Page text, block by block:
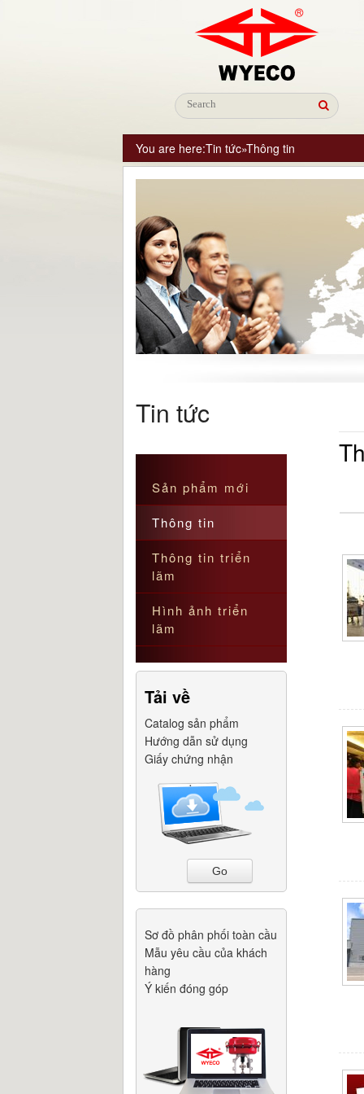
You are here:Tin tức»Thông tin
Tin tức
Sản phẩm mới
Thông tin
Thông tin triển
lãm
Hình ảnh triển
lãm
Tải về
Catalog sản phẩm
Hướng dẫn sử dụng
Giấy chứng nhận
Go
Sơ đồ phân phối toàn cầu
Mẫu yêu cầu của khách
hàng
Ý kiến đóng góp